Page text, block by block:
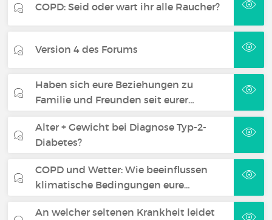
COPD: Seid oder wart ihr alle Raucher?
Version 4 des Forums
Haben sich eure Beziehungen zu
Familie und Freunden seit eurer…
Alter + Gewicht bei Diagnose Typ-2-
Diabetes?
COPD und Wetter: Wie beeinflussen
klimatische Bedingungen eure…
An welcher seltenen Krankheit leidet